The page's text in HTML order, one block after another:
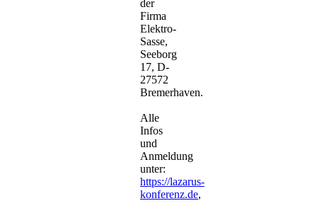
der
Firma
Elektro-
Sasse,
Seeborg
17, D-
27572
Bremerhaven.
Alle
Infos
und
Anmeldung
unter:
https://lazarus-
konferenz.de,